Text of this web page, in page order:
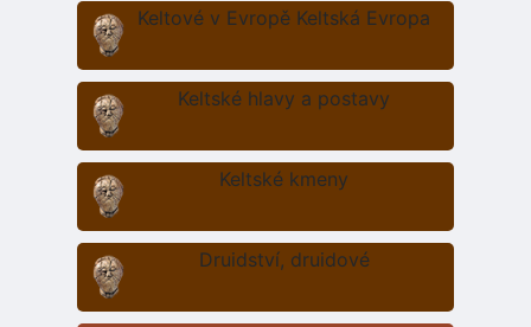
Keltové v Evropě Keltská Evropa
Keltské hlavy a postavy
Keltské kmeny
Druidství, druidové